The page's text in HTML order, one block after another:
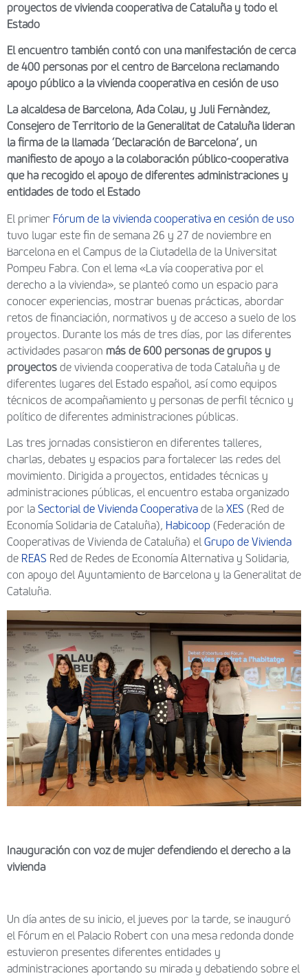
proyectos de vivienda cooperativa de Cataluña y todo el
Estado
El encuentro también contó con una manifestación de cerca
de 400 personas por el centro de Barcelona reclamando
apoyo público a la vivienda cooperativa en cesión de uso
La alcaldesa de Barcelona, Ada Colau, y Juli Fernàndez,
Consejero de Territorio de la Generalitat de Cataluña lideran
la firma de la llamada ‘Declaración de Barcelona’, un
manifiesto de apoyo a la colaboración público-cooperativa
que ha recogido el apoyo de diferentes administraciones y
entidades de todo el Estado
El primer Fórum de la vivienda cooperativa en cesión de uso
tuvo lugar este fin de semana 26 y 27 de noviembre en
Barcelona en el Campus de la Ciutadella de la Universitat
Pompeu Fabra. Con el lema «La vía cooperativa por el
derecho a la vivienda», se planteó como un espacio para
conocer experiencias, mostrar buenas prácticas, abordar
retos de financiación, normativos y de acceso a suelo de los
proyectos. Durante los más de tres días, por las diferentes
actividades pasaron más de 600 personas de grupos y
proyectos de vivienda cooperativa de toda Cataluña y de
diferentes lugares del Estado español, así como equipos
técnicos de acompañamiento y personas de perfil técnico y
político de diferentes administraciones públicas.
Las tres jornadas consistieron en diferentes talleres,
charlas, debates y espacios para fortalecer las redes del
movimiento. Dirigida a proyectos, entidades técnicas y
administraciones públicas, el encuentro estaba organizado
por la Sectorial de Vivienda Cooperativa de la XES (Red de
Economía Solidaria de Cataluña), Habicoop (Federación de
Cooperativas de Vivienda de Cataluña) el Grupo de Vivienda
de REAS Red de Redes de Economía Alternativa y Solidaria,
con apoyo del Ayuntamiento de Barcelona y la Generalitat de
Cataluña.
Inauguración con voz de mujer defendiendo el derecho a la
vivienda
Un día antes de su inicio, el jueves por la tarde, se inauguró
el Fórum en el Palacio Robert con una mesa redonda donde
estuvieron presentes diferentes entidades y
administraciones aportando su mirada y debatiendo sobre el